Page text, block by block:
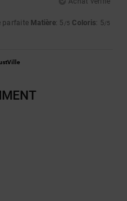
parfaite Matière: 5 /5 Coloris: 5/5